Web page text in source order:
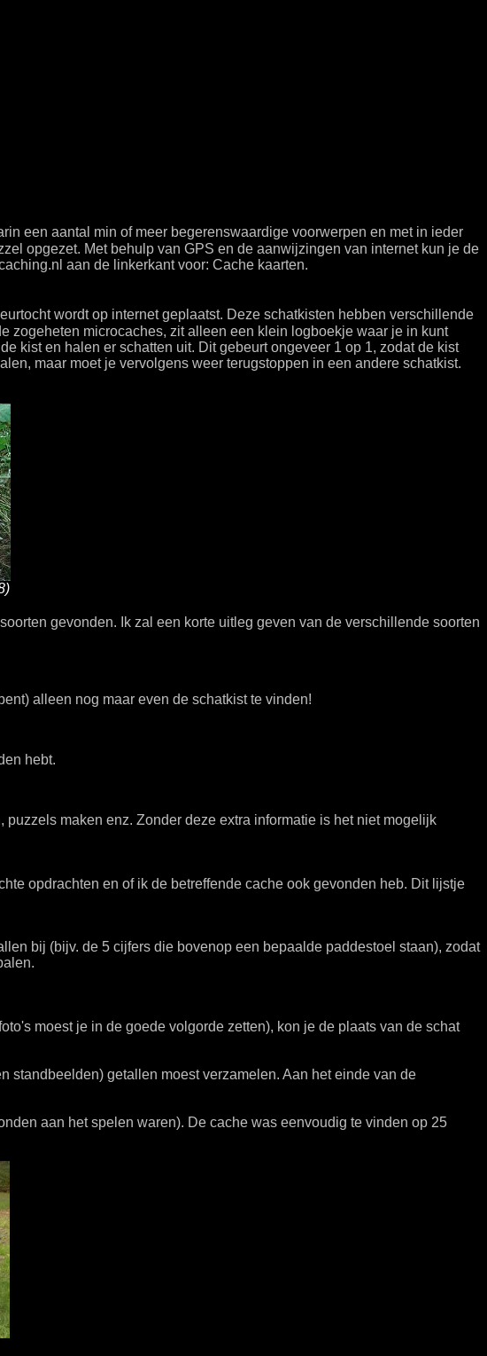
een aantal min of meer begerenswaardige voorwerpen en met in ieder
opgezet. Met behulp van GPS en de aanwijzingen van internet kun je de
aan de linkerkant voor: Cache kaarten.
wordt op internet geplaatst. Deze schatkisten hebben verschillende
zogeheten microcaches, zit alleen een klein logboekje waar je in kunt
kist en halen er schatten uit. Dit gebeurt ongeveer 1 op 1, zodat de kist
maar moet je vervolgens weer terugstoppen in een andere schatkist.
gevonden. Ik zal een korte uitleg geven van de verschillende soorten
alleen nog maar even de schatkist te vinden!
hebt.
maken enz. Zonder deze extra informatie is het niet mogelijk
opdrachten en of ik de betreffende cache ook gevonden heb. Dit lijstje
bij (bijv. de 5 cijfers die bovenop een bepaalde paddestoel staan), zodat
moest je in de goede volgorde zetten), kon je de plaats van de schat
standbeelden) getallen moest verzamelen. Aan het einde van de
aan het spelen waren). De cache was eenvoudig te vinden op 25